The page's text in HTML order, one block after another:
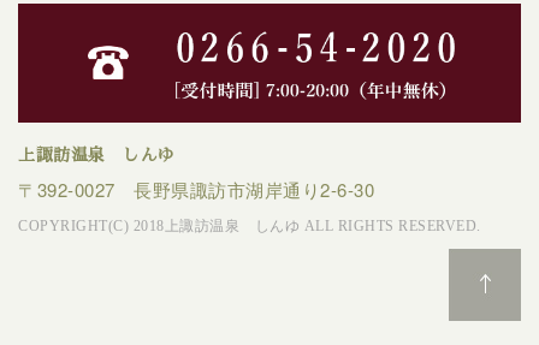
上諏訪温泉 しんゆ
〒392-0027 長野県諏訪市湖岸通り2-6-30
COPYRIGHT(C) 2018上諏訪温泉 しんゆ ALL RIGHTS RESERVED.